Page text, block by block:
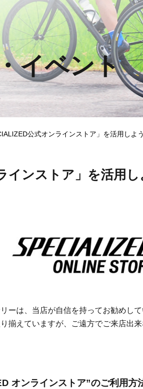
イベント
公式オンラインストア」を活用しよ
インストア」を活用し
ーは、当店が自信を持ってお勧めして
揃えていますが、ご遠方でご来店出
オンラインストア”のご利用方